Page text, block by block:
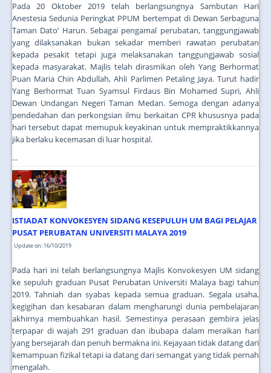
Pada 20 Oktober 2019 telah berlangsungnya Sambutan Hari
Anestesia Sedunia Peringkat PPUM bertempat di Dewan Serbaguna
Taman Dato’ Harun. Sebagai pengamal perubatan, tanggungjawab
yang dilaksanakan bukan sekadar memberi rawatan perubatan
kepada pesakit tetapi juga melaksanakan tanggungjawab sosial
kepada masyarakat. Majlis telah dirasmikan oleh Yang Berhormat
Puan Maria Chin Abdullah, Ahli Parlimen Petaling Jaya. Turut hadir
Yang Berhormat Tuan Syamsul Firdaus Bin Mohamed Supri, Ahli
Dewan Undangan Negeri Taman Medan. Semoga dengan adanya
pendedahan dan perkongsian ilmu berkaitan CPR khususnya pada
hari tersebut dapat memupuk keyakinan untuk mempraktikkannya
jika berlaku kecemasan di luar hospital.
...
ISTIADAT KONVOKESYEN SIDANG KESEPULUH UM BAGI PELAJAR
PUSAT PERUBATAN UNIVERSITI MALAYA 2019
Update on: 16/10/2019
Pada hari ini telah berlangsungnya Majlis Konvokesyen UM sidang
ke sepuluh graduan Pusat Perubatan Universiti Malaya bagi tahun
2019. Tahniah dan syabas kepada semua graduan. Segala usaha,
kegigihan dan kesabaran dalam mengharungi dunia pembelajaran
akhirnya membuahkan hasil. Semestinya perasaan gembira jelas
terpapar di wajah 291 graduan dan ibubapa dalam meraikan hari
yang bersejarah dan penuh bermakna ini. Kejayaan tidak datang dari
kemampuan fizikal tetapi ia datang dari semangat yang tidak pernah
mengalah.